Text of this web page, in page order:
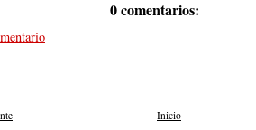
0 comentarios:
Inicio